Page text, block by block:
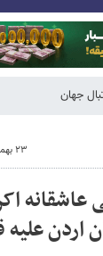
جهان
۲۳ بهمن ۱۴۰۲ - ۰۰:۱۵
عاشقانه
اردن